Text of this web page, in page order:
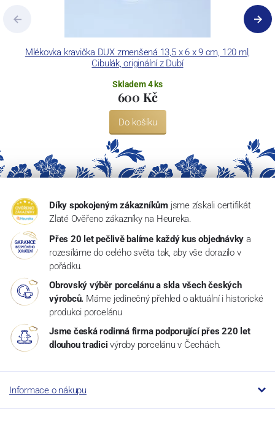
Mlékovka kravička DUX zmenšená 13,5 x 6 x 9 cm, 120 ml,
Cibulák, originální z Dubí
Skladem 4 ks
600 Kč
Do košíku
Díky spokojeným zákazníkům jsme získali certifikát
Zlaté Ověřeno zákazníky na Heureka.
Přes 20 let pečlivě balíme každý kus objednávky a
rozesíláme do celého světa tak, aby vše dorazilo v
pořádku.
Obrovský výběr porcelánu a skla všech českých
výrobců. Máme jedinečný přehled o aktuální i historické
produkci porcelánu
Jsme česká rodinná firma podporující přes 220 let
dlouhou tradici výroby porcelánu v Čechách.
Informace o nákupu